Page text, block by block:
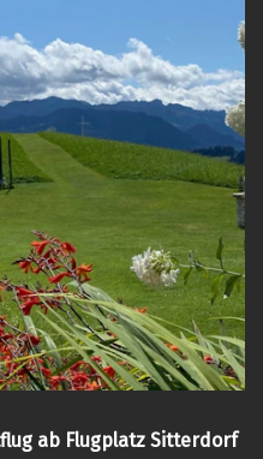
ab Flugplatz Sitterdorf